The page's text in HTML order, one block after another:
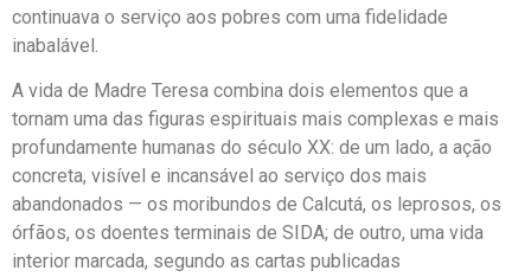
continuava o serviço aos pobres com uma fidelidade
inabalável.
A vida de Madre Teresa combina dois elementos que a
tornam uma das figuras espirituais mais complexas e mais
profundamente humanas do século XX: de um lado, a ação
concreta, visível e incansável ao serviço dos mais
abandonados — os moribundos de Calcutá, os leprosos, os
órfãos, os doentes terminais de SIDA; de outro, uma vida
interior marcada, segundo as cartas publicadas